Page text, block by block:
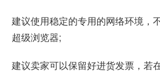
建议使用稳定的专用的网络环境，
超级浏览器;
建议卖家可以保留好进货发票，若